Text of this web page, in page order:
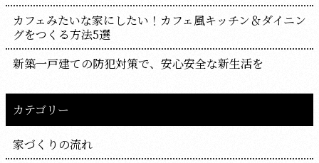
カフェみたいな家にしたい！カフェ風キッチン＆ダイニン
グをつくる方法5選
新築一戸建ての防犯対策で、安心安全な新生活を
カテゴリー
家づくりの流れ